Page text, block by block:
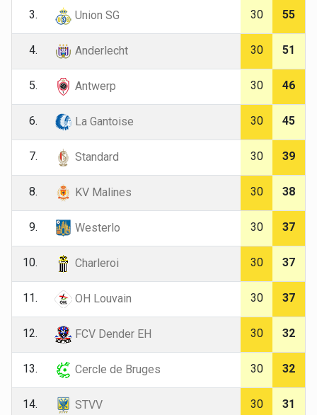
3. Union SG 30 55
4. Anderlecht 30 51
5. Antwerp 30 46
6. La Gantoise 30 45
7. Standard 30 39
8. KV Malines 30 38
9. Westerlo 30 37
10. Charleroi 30 37
11. OH Louvain 30 37
12. FCV Dender EH 30 32
13. Cercle de Bruges 30 32
14. STVV 30 31